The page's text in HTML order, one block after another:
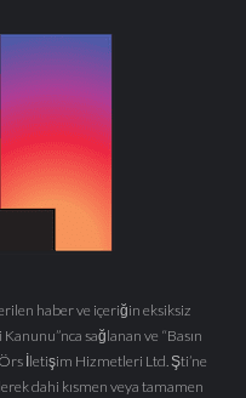
haber ve içeriğin eksiksiz
sağlanan ve “Basın
İletişim Hizmetleri Ltd. Şti’ne
dahi kısmen veya tamamen